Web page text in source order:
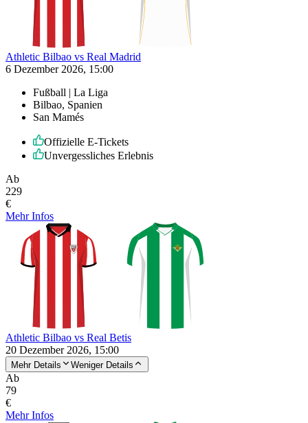
Athletic Bilbao vs Real Madrid
6 Dezember 2026, 15:00
Fußball | La Liga
Bilbao, Spanien
San Mamés
Offizielle E-Tickets
Unvergessliches Erlebnis
Ab
229
€
Mehr Infos
Athletic Bilbao vs Real Betis
20 Dezember 2026, 15:00
Mehr Details Weniger Details
Ab
79
€
Mehr Infos